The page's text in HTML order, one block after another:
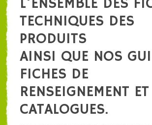
L'ENSEMBLE DES
TECHNIQUES DES
PRODUITS
AINSI QUE NOS
FICHES DE
RENSEIGNEMENT ET
CATALOGUES.